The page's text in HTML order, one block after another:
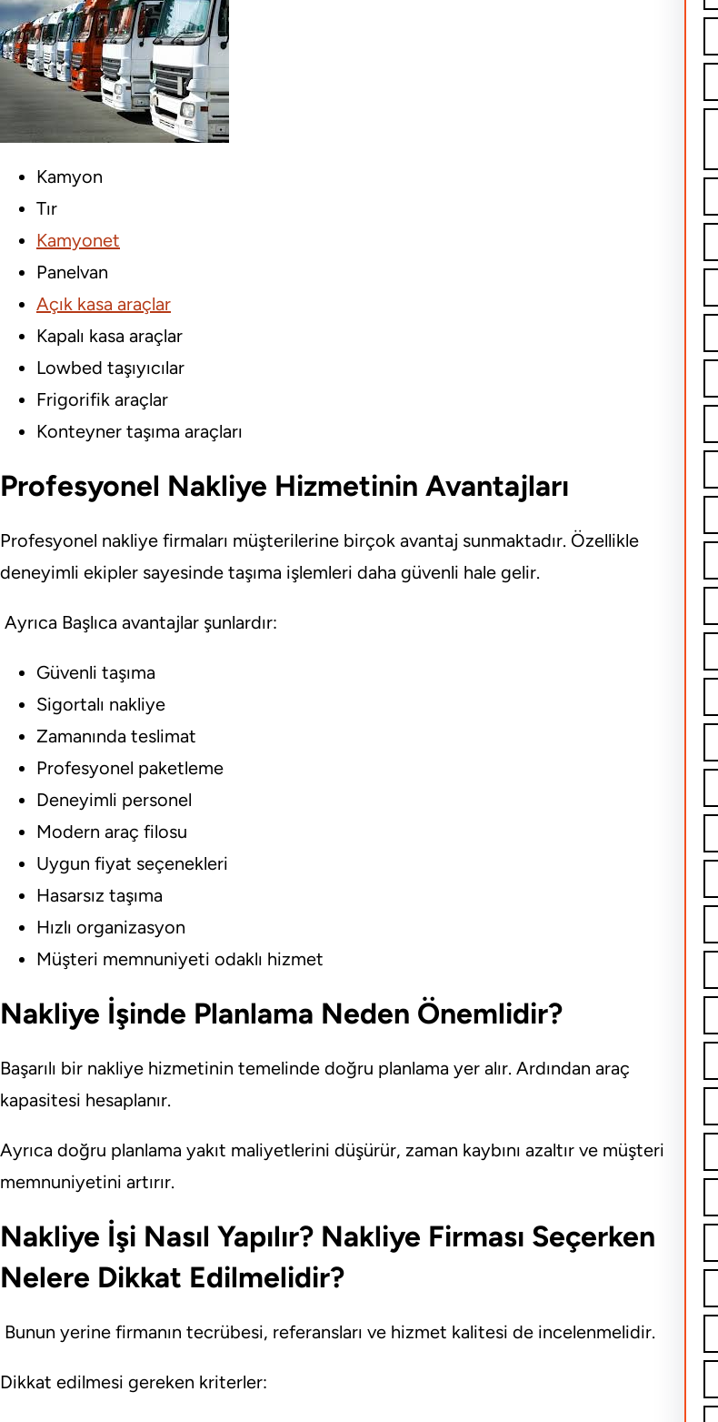
Kamyon
Tır
Kamyonet
Panelvan
Açık kasa araçlar
Kapalı kasa araçlar
Lowbed taşıyıcılar
Frigorifik araçlar
Konteyner taşıma araçları
Profesyonel Nakliye Hizmetinin Avantajları
Profesyonel nakliye firmaları müşterilerine birçok avantaj sunmaktadır. Özellikle
deneyimli ekipler sayesinde taşıma işlemleri daha güvenli hale gelir.
Ayrıca Başlıca avantajlar şunlardır:
Güvenli taşıma
Sigortalı nakliye
Zamanında teslimat
Profesyonel paketleme
Deneyimli personel
Modern araç filosu
Uygun fiyat seçenekleri
Hasarsız taşıma
Hızlı organizasyon
Müşteri memnuniyeti odaklı hizmet
Nakliye İşinde Planlama Neden Önemlidir?
Başarılı bir nakliye hizmetinin temelinde doğru planlama yer alır. Ardından araç
kapasitesi hesaplanır.
Ayrıca doğru planlama yakıt maliyetlerini düşürür, zaman kaybını azaltır ve müşteri
memnuniyetini artırır.
Nakliye İşi Nasıl Yapılır? Nakliye Firması Seçerken
Nelere Dikkat Edilmelidir?
Bunun yerine firmanın tecrübesi, referansları ve hizmet kalitesi de incelenmelidir.
Dikkat edilmesi gereken kriterler: